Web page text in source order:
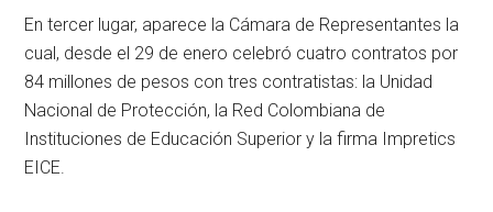
En tercer lugar, aparece la Cámara de Representantes la
cual, desde el 29 de enero celebró cuatro contratos por
84 millones de pesos con tres contratistas: la Unidad
Nacional de Protección, la Red Colombiana de
Instituciones de Educación Superior y la firma Impretics
EICE.